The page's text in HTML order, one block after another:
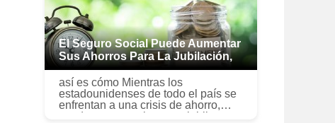
El Seguro Social Puede Aumentar
Sus Ahorros Para La Jubilación,
así es cómo Mientras los
estadounidenses de todo el país se
enfrentan a una crisis de ahorro,
ayuda tener un plan para jubilarse